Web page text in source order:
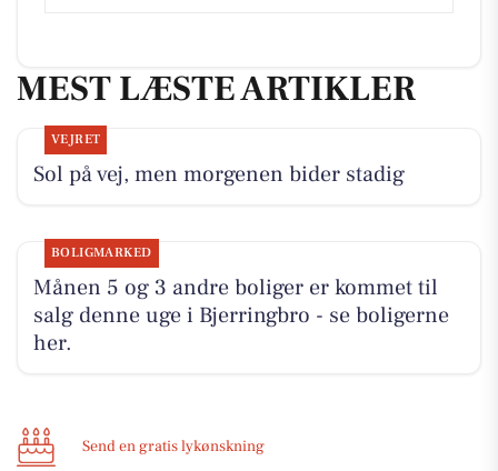
MEST LÆSTE ARTIKLER
VEJRET
Sol på vej, men morgenen bider stadig
BOLIGMARKED
Månen 5 og 3 andre boliger er kommet til
salg denne uge i Bjerringbro - se boligerne
her.
Send en gratis lykønskning